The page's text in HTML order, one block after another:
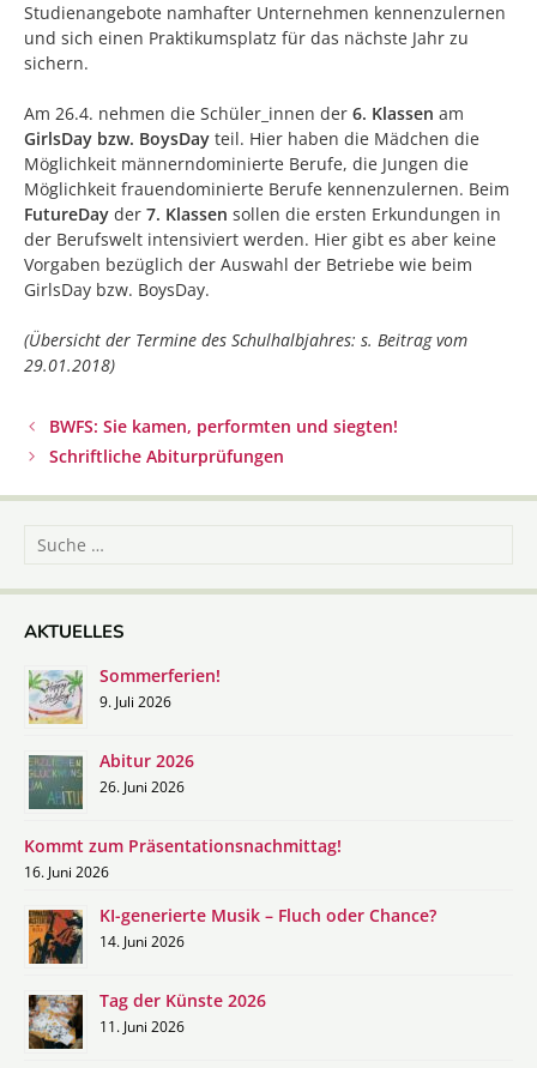
Studienangebote namhafter Unternehmen kennenzulernen
und sich einen Praktikumsplatz für das nächste Jahr zu
sichern.
Am 26.4. nehmen die Schüler_innen der 6. Klassen am
GirlsDay bzw. BoysDay teil. Hier haben die Mädchen die
Möglichkeit männerndominierte Berufe, die Jungen die
Möglichkeit frauendominierte Berufe kennenzulernen. Beim
FutureDay der 7. Klassen sollen die ersten Erkundungen in
der Berufswelt intensiviert werden. Hier gibt es aber keine
Vorgaben bezüglich der Auswahl der Betriebe wie beim
GirlsDay bzw. BoysDay.
(Übersicht der Termine des Schulhalbjahres: s. Beitrag vom
29.01.2018)
Beitrags-
Navigation
BWFS: Sie kamen, performten und siegten!
Schriftliche Abiturprüfungen
Suche
AKTUELLES
Sommerferien!
9. Juli 2026
Abitur 2026
26. Juni 2026
Kommt zum Präsentationsnachmittag!
16. Juni 2026
KI-generierte Musik – Fluch oder Chance?
14. Juni 2026
Tag der Künste 2026
11. Juni 2026